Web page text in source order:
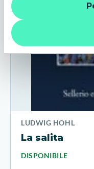
quindi la navigazione
strumenti di
ulteriori informazioni:
LUDWIG HOHL
La salita
DISPONIBILE